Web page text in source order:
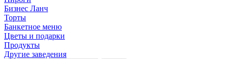
Бизнес Ланч
Торты
Банкетное меню
Цветы и подарки
Продукты
Другие заведения